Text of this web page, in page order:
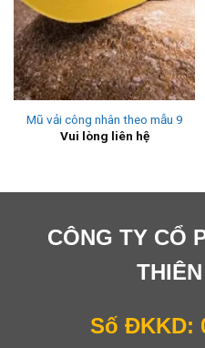
Mũ vải công nhân theo mẫu 9
Vui lòng liên hệ
CÔNG TY CỔ
Số ĐKKD: